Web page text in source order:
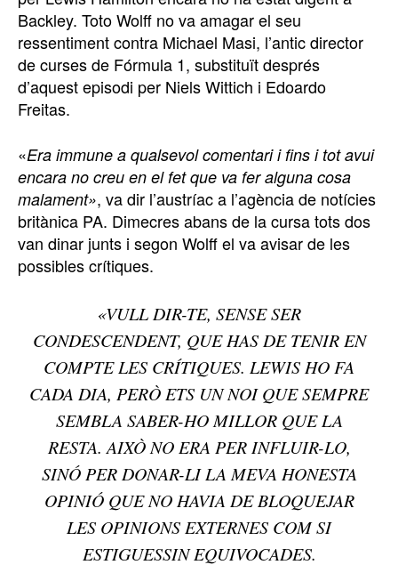
Backley. Toto Wolff no va amagar el seu
ressentiment contra Michael Masi, l’antic director
de curses de Fórmula 1, substituït després
d’aquest episodi per Niels Wittich i Edoardo
Freitas.
«Era immune a qualsevol comentari i fins i tot avui
encara no creu en el fet que va fer alguna cosa
malament», va dir l’austríac a l’agència de notícies
britànica PA. Dimecres abans de la cursa tots dos
van dinar junts i segon Wolff el va avisar de les
possibles crítiques.
«VULL DIR-TE, SENSE SER
CONDESCENDENT, QUE HAS DE TENIR EN
COMPTE LES CRÍTIQUES. LEWIS HO FA
CADA DIA, PERÒ ETS UN NOI QUE SEMPRE
SEMBLA SABER-HO MILLOR QUE LA
RESTA. AIXÒ NO ERA PER INFLUIR-LO,
SINÓ PER DONAR-LI LA MEVA HONESTA
OPINIÓ QUE NO HAVIA DE BLOQUEJAR
LES OPINIONS EXTERNES COM SI
ESTIGUESSIN EQUIVOCADES.